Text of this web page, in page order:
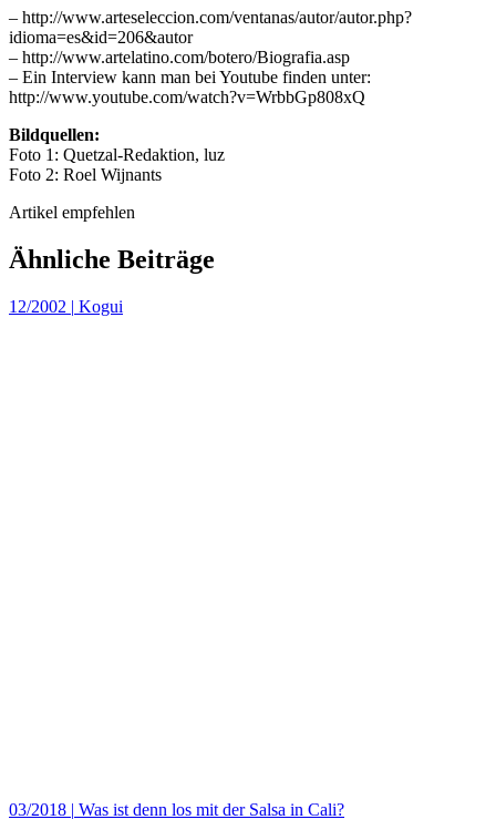
– http://www.arteseleccion.com/ventanas/autor/autor.php?
idioma=es&id=206&autor
– http://www.artelatino.com/botero/Biografia.asp
– Ein Interview kann man bei Youtube finden unter:
http://www.youtube.com/watch?v=WrbbGp808xQ
Bildquellen:
Foto 1: Quetzal-Redaktion, luz
Foto 2: Roel Wijnants
Artikel empfehlen
Ähnliche Beiträge
12/2002 | Kogui
03/2018 | Was ist denn los mit der Salsa in Cali?